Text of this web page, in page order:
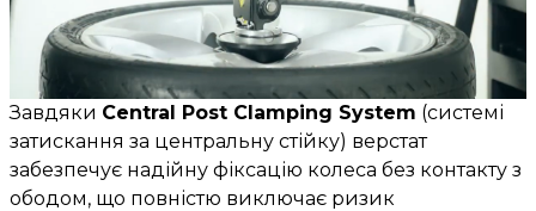
Завдяки Central Post Clamping System (системі
затискання за центральну стійку) верстат
забезпечує надійну фіксацію колеса без контакту з
ободом, що повністю виключає ризик